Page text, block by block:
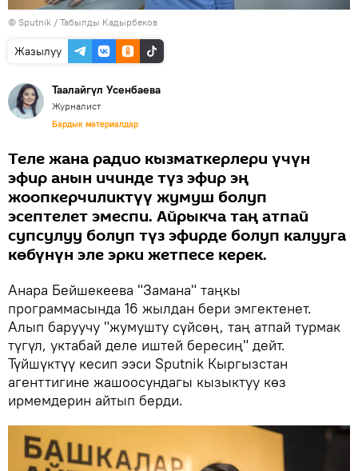
© Sputnik / Табылды Кадырбеков
Жазылуу
Таалайгүл Усенбаева
Журналист
Бардык материалдар
Теле жана радио кызматкерлери үчүн
эфир анын ичинде түз эфир эң
жоопкерчиликтүү жумуш болуп
эсептелет эмеспи. Айрыкча таң атпай
супсулуу болуп түз эфирде болуп калууга
көбүнүн эле эрки жетпесе керек.
Анара Бейшекеева "Замана" таңкы
программасында 16 жылдан бери эмгектенет.
Алып баруучу "жумушту сүйсөң, таң атпай турмак
түгүл, уктабай деле иштей бересиң" дейт.
Түйшүктүү кесип ээси Sputnik Кыргызстан
агенттигине жашоосундагы кызыктуу көз
ирмемдерин айтып берди.